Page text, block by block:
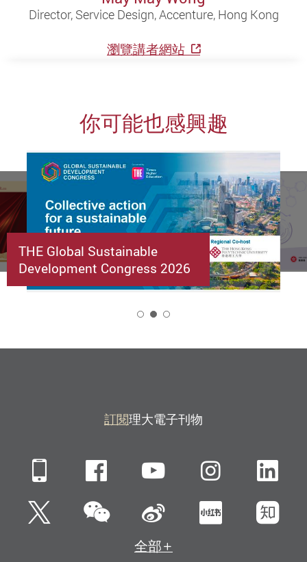
Director, Service Design, Accenture, Hong Kong
瀏覽講者網站
你可能也感興趣
THE Global Sustainable
Development Congress 2026
訂閱理大電子刊物
Mobile FacebookYouTube
Twitter微信 新浪微博小紅書知
全部